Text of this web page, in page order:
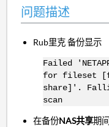
问题描述
Rub里克 备份显示
Failed
for fileset
share]'.
scan
在备份NAS共享期